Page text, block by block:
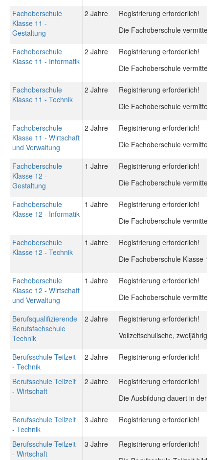
Fachoberschule
Klasse 11 -
Gestaltung
2 Jahre
Registrierung erforderlich!
Die Fachoberschule vermittelt
Fachoberschule
Klasse 11 - Informatik
2 Jahre
Registrierung erforderlich!
Die Fachoberschule vermittelt
Fachoberschule
Klasse 11 - Technik
2 Jahre
Registrierung erforderlich!
Die Fachoberschule vermittelt
Fachoberschule
Klasse 11 - Wirtschaft
und Verwaltung
2 Jahre
Registrierung erforderlich!
Die Fachoberschule vermittelt
Fachoberschule
Klasse 12 -
Gestaltung
1 Jahre
Registrierung erforderlich!
Die Fachoberschule vermittelt
Fachoberschule
Klasse 12 - Informatik
1 Jahre
Registrierung erforderlich!
Die Fachoberschule vermittelt
Fachoberschule
Klasse 12 - Technik
1 Jahre
Registrierung erforderlich!
Die Fachoberschule Klasse 12
Fachoberschule
Klasse 12 - Wirtschaft
und Verwaltung
1 Jahre
Registrierung erforderlich!
Die Fachoberschule vermittelt
Berufsqualifizierende
Berufsfachschule
Technik
2 Jahre
Registrierung erforderlich!
Vollzeitschulische,
Berufsschule Teilzeit
- Technik
2 Jahre Registrierung erforderlich!
Berufsschule Teilzeit
- Wirtschaft
2 Jahre
Registrierung erforderlich!
Die Ausbildung dauert in der
Berufsschule Teilzeit
- Technik
3 Jahre Registrierung erforderlich!
Berufsschule Teilzeit
- Wirtschaft
3 Jahre
Registrierung erforderlich!